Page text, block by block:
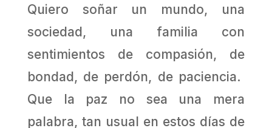
Quiero soñar un mundo, una
sociedad, una familia con
sentimientos de compasión, de
bondad, de perdón, de paciencia.
Que la paz no sea una mera
palabra, tan usual en estos días de